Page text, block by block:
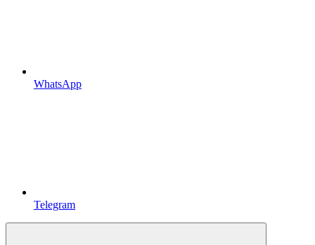
WhatsApp
Telegram